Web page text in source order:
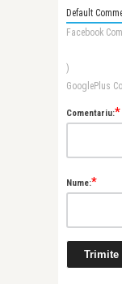
Default
Facebook
)
GooglePlus
Comentariu:*
Nume:*